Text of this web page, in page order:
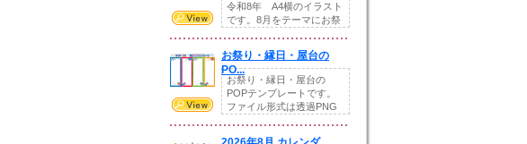
令和8年 A4横のイラスト
です。8月をテーマにお祭
お祭り・縁日・屋台の
PO...
お祭り・縁日・屋台の
POPテンプレートです。
ファイル形式は透過PNG